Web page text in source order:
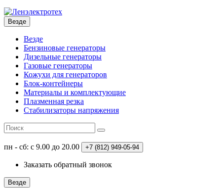
Везде
Везде
Бензиновые генераторы
Дизельные генераторы
Газовые генераторы
Кожухи для генераторов
Блок-контейнеры
Материалы и комплектующие
Плазменная резка
Стабилизаторы напряжения
пн - сб: с 9.00 до 20.00 +7 (812) 949-05-94
Заказать обратный звонок
Везде